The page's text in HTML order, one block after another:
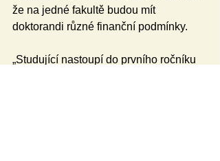
že na jedné fakultě budou mít
doktorandi různé finanční podmínky.
„Studující nastoupí do prvního ročníku